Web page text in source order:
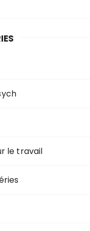
le travail